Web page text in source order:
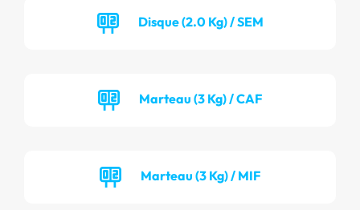
Disque (2.0 Kg) / SEM
Marteau (3 Kg) / CAF
Marteau (3 Kg) / MIF